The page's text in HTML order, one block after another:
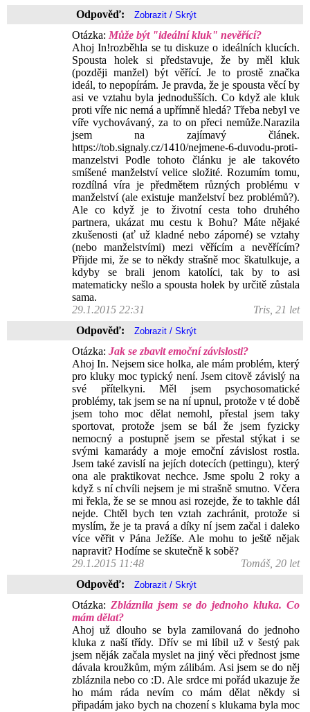
Odpověď:
Otázka: Může být "ideální kluk" nevěřící?
Ahoj In!rozběhla se tu diskuze o ideálních klucích.
Spousta holek si představuje, že by měl kluk
(později manžel) být věřící. Je to prostě značka
ideál, to nepopírám. Je pravda, že je spousta věcí by
asi ve vztahu byla jednodušších. Co když ale kluk
proti víře nic nemá a upřímně hledá? Třeba nebyl ve
víře vychovávaný, za to on přeci nemůže.Narazila
jsem na zajímavý článek.
https://tob.signaly.cz/1410/nejmene-6-duvodu-proti-
manzelstvi Podle tohoto článku je ale takovéto
smíšené manželství velice složité. Rozumím tomu,
rozdílná víra je předmětem různých problému v
manželství (ale existuje manželství bez problémů?).
Ale co když je to životní cesta toho druhého
partnera, ukázat mu cestu k Bohu? Máte nějaké
zkušenosti (ať už kladné nebo záporné) se vztahy
(nebo manželstvími) mezi věřícím a nevěřícím?
Přijde mi, že se to někdy strašně moc škatulkuje, a
kdyby se brali jenom katolíci, tak by to asi
matematicky nešlo a spousta holek by určitě zůstala
sama.
29.1.2015 22:31
Tris, 21 let
Odpověď:
Otázka: Jak se zbavit emoční závislosti?
Ahoj In. Nejsem sice holka, ale mám problém, který
pro kluky moc typický není. Jsem citově závislý na
své přítelkyni. Měl jsem psychosomatické
problémy, tak jsem se na ní upnul, protože v té době
jsem toho moc dělat nemohl, přestal jsem taky
sportovat, protože jsem se bál že jsem fyzicky
nemocný a postupně jsem se přestal stýkat i se
svými kamarády a moje emoční závislost rostla.
Jsem také zavislí na jejích dotecích (pettingu), který
ona ale praktikovat nechce. Jsme spolu 2 roky a
když s ní chvíli nejsem je mi strašně smutno. Včera
mi řekla, že se se mnou asi rozejde, že to takhle dál
nejde. Chtěl bych ten vztah zachránit, protože si
myslím, že je ta pravá a díky ní jsem začal i daleko
více věřit v Pána Ježíše. Ale mohu to ještě nějak
napravit? Hodíme se skutečně k sobě?
29.1.2015 11:48
Tomáš, 20 let
Odpověď:
Otázka: Zbláznila jsem se do jednoho kluka. Co
mám dělat?
Ahoj už dlouho se byla zamilovaná do jednoho
kluka z naší třídy. Dřív se mi líbil už v šestý pak
jsem něják začala myslet na jiný věci přednost jsme
dávala kroužkům, mým zálibám. Asi jsem se do něj
zbláznila nebo co :D. Ale srdce mi pořád ukazuje že
ho mám ráda nevím co mám dělat někdy si
připadám jako bych na chození s klukama byla moc